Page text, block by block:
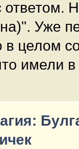
ответом.
Уже
в целом
имели